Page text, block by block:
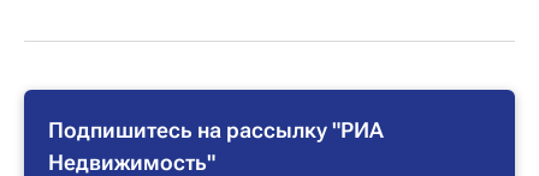
Подпишитесь на рассылку "РИА
Недвижимость"